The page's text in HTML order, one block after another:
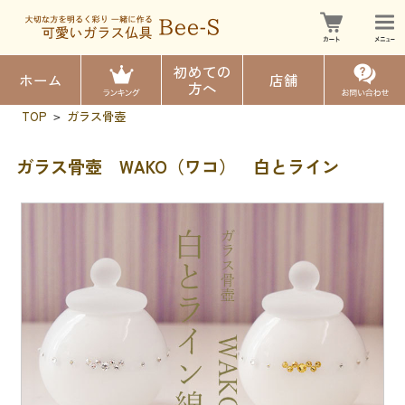
ホーム
初めての
方へ
店舗
TOP > ガラス骨壺
ガラス骨壺 WAKO（ワコ） 白とライン